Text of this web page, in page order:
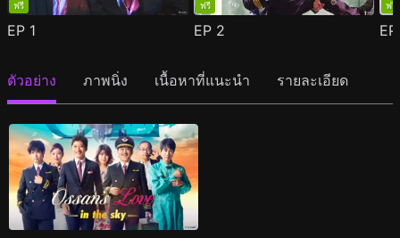
ฟรี
EP 1
ฟรี
EP 2
ฟรี
ตัวอย่าง ภาพนิ่ง เนื้อหาที่แนะนำ รายละเอียด